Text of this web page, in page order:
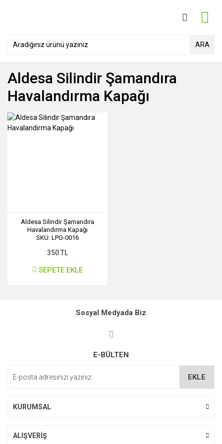
ARA
Aldesa Silindir Şamandıra
Havalandırma Kapağı
Aldesa Silindir Şamandıra
Havalandırma Kapağı
SKU: LPG-0016
350 TL
SEPETE EKLE
Sosyal Medyada Biz
E-BÜLTEN
EKLE
KURUMSAL
ALIŞVERİŞ